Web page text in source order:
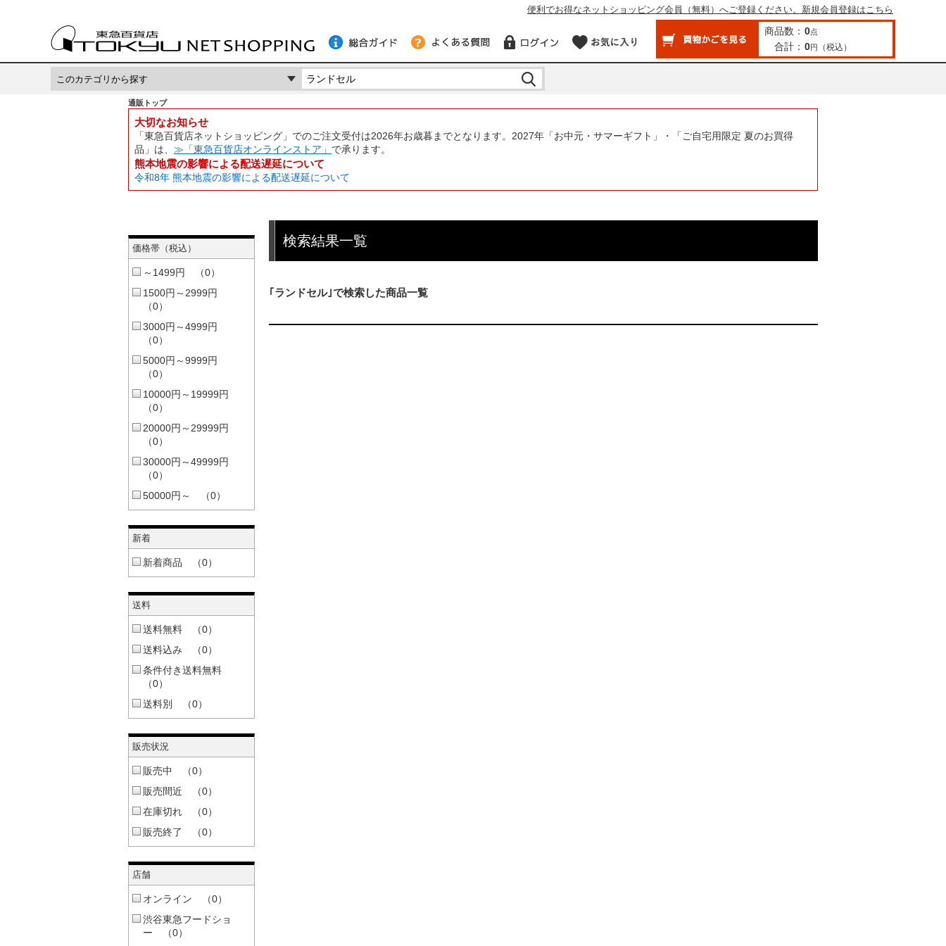
便利でお得なネットショッピング会員（無料）へご登録ください。新規会員登録はこちら
商品数： 0点
合計： 0円 （税込）
通販トップ
大切なお知らせ
「東急百貨店ネットショッピング」でのご注文受付は2026年お歳暮までとなります。2027年「お中元・サマーギフト」・「ご自宅用限定 夏のお買得
品」は、 ≫「東急百貨店オンラインストア」 で承ります。
熊本地震の影響による配送遅延について
令和8年 熊本地震の影響による配送遅延について
検索結果一覧
｢ランドセル｣で検索した商品一覧
価格帯（税込）
～1499円 （0）
1500円～2999円
（0）
3000円～4999円
（0）
5000円～9999円
（0）
10000円～19999円
（0）
20000円～29999円
（0）
30000円～49999円
（0）
50000円～ （0）
新着
新着商品 （0）
送料
送料無料 （0）
送料込み （0）
条件付き送料無料
（0）
送料別 （0）
販売状況
販売中 （0）
販売間近 （0）
在庫切れ （0）
販売終了 （0）
店舗
オンライン （0）
渋谷東急フードショ
ー （0）